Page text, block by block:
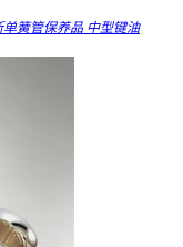
簧管保养品 中型键油